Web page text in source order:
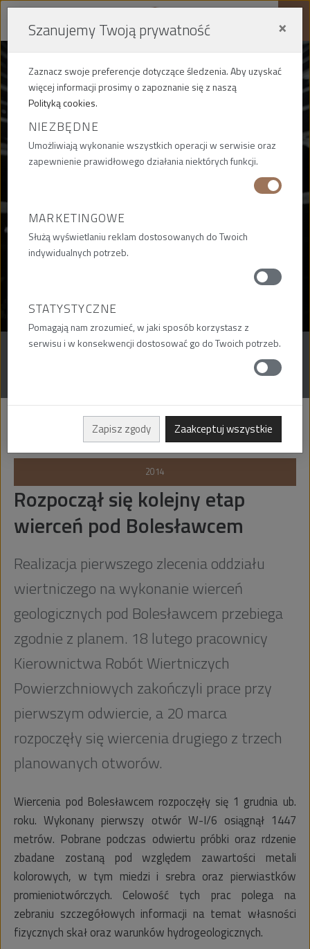
AKTUALNOŚCI
AKTUALNOŚCI
2014
Rozpoczął się kolejny etap
wierceń pod Bolesławcem
Realizacja pierwszego zlecenia oddziału
wiertniczego na wykonanie wierceń
geologicznych pod Bolesławcem przebiega
zgodnie z planem. 18 lutego pracownicy
Kierownictwa Robót Wiertniczych
Powierzchniowych zakończyli prace przy
pierwszym odwiercie, a 20 marca
rozpoczęły się wiercenia drugiego z trzech
planowanych otworów.
Wiercenia pod Bolesławcem rozpoczęły się 1 grudnia ub.
roku. Wykonany pierwszy otwór W-I/6 osiągnął 1447
metrów. Pobrane podczas odwiertu próbki oraz rdzenie
zbadane zostaną pod względem zawartości metali
kolorowych, w tym miedzi i srebra oraz pierwiastków
promieniotwórczych. Celowość tych prac polega na
zebraniu szczegółowych informacji na temat własności
fizycznych skał oraz warunków hydrogeologicznych.
Szanujemy Twoją prywatność ×
Zaznacz swoje preferencje dotyczące śledzenia. Aby uzyskać
więcej informacji prosimy o zapoznanie się z naszą
Polityką cookies.
NIEZBĘDNE
Umożliwiają wykonanie wszystkich operacji w serwisie oraz
zapewnienie prawidłowego działania niektórych funkcji.
MARKETINGOWE
Służą wyświetlaniu reklam dostosowanych do Twoich
indywidualnych potrzeb.
STATYSTYCZNE
Pomagają nam zrozumieć, w jaki sposób korzystasz z
serwisu i w konsekwencji dostosować go do Twoich potrzeb.
Zapisz zgody Zaakceptuj wszystkie